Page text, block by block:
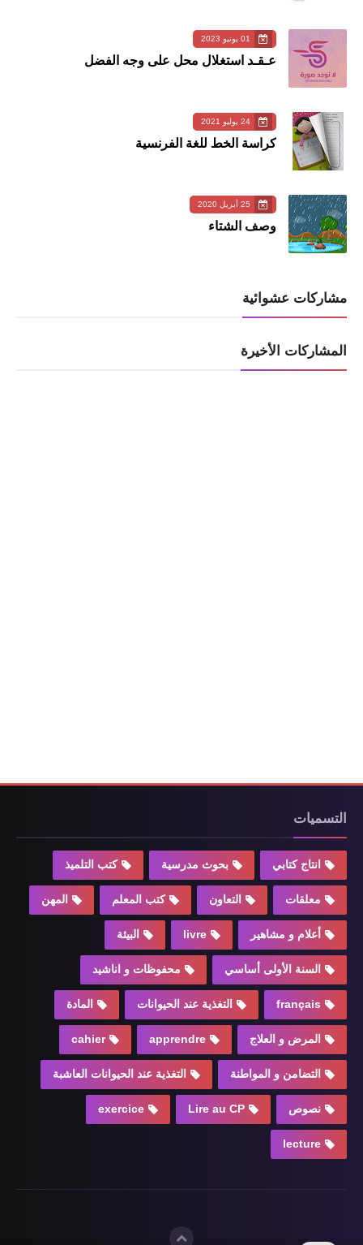
01 يونيو 2023
عـقـد استغلال محل على وجه الفضل
24 يوليو 2021
كراسة الخط للغة الفرنسية
25 أبريل 2020
وصف الشتاء
مشاركات عشوائية
المشاركات الأخيرة
التسميات
انتاج كتابي بحوث مدرسية كتب التلميذ
معلقات التعاون كتب المعلم المهن
أعلام و مشاهير livre البيئة
السنة الأولى أساسي محفوظات و اناشيد
français التغذية عند الحيوانات المادة
المرض و العلاج apprendre
cahier
التضامن و المواطنة التغذية عند الحيوانات العاشبة
نصوص Lire au CP
exercice
lecture